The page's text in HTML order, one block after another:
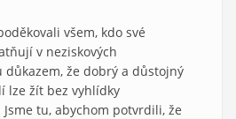
všem, kdo své
v neziskových
důkazem, že dobrý a důstojný
lze žít bez vyhlídky
tu, abychom potvrdili, že